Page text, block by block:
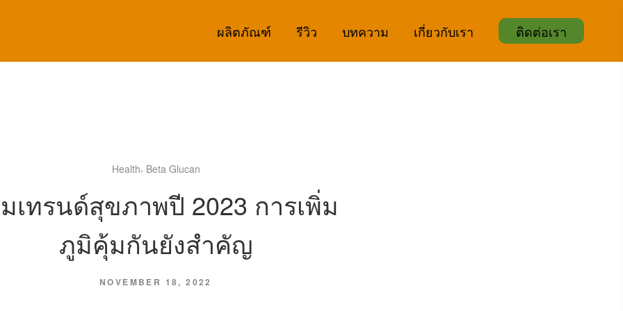
ผลิตภัณฑ์ รีวิว บทความ เกี่ยวกับเรา ติดต่อเรา
Health, Beta Glucan
เทรนด์สุขภาพปี 2023 การเพิ่ม
ภูมิคุ้มกันยังสำคัญ
NOVEMBER 18, 2022